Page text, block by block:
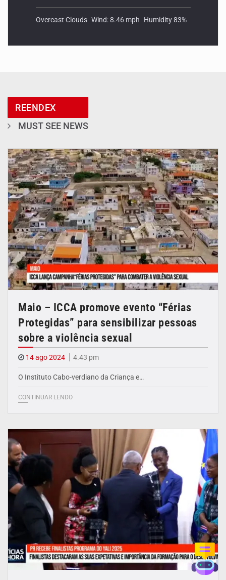
Overcast Clouds Wind: 8.46 mph Humidity 83%
REENDEX
MUST SEE NEWS
Maio – ICCA promove evento “Férias
Protegidas” para sensibilizar pessoas
sobre a violência sexual
14 ago 2024 4.43 pm
O Instituto Cabo-verdiano da Criança e…
CONTINUAR LENDO